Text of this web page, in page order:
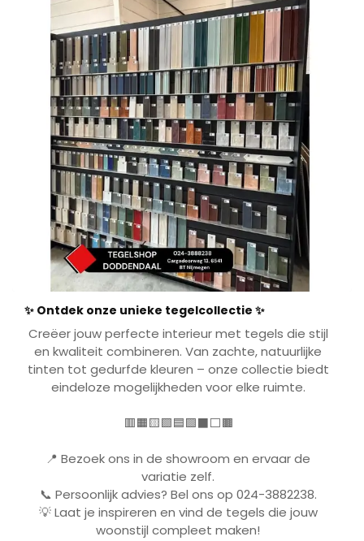
✨ Ontdek onze unieke tegelcollectie ✨
Creëer jouw perfecte interieur met tegels die stijl
en kwaliteit combineren. Van zachte, natuurlijke
tinten tot gedurfde kleuren – onze collectie biedt
eindeloze mogelijkheden voor elke ruimte.
🟥🟧🟨🟩🟦🟪⬛⬜🟫
📍 Bezoek ons in de showroom en ervaar de
variatie zelf.
📞 Persoonlijk advies? Bel ons op 024-3882238.
💡Laat je inspireren en vind de tegels die jouw
woonstijl compleet maken!